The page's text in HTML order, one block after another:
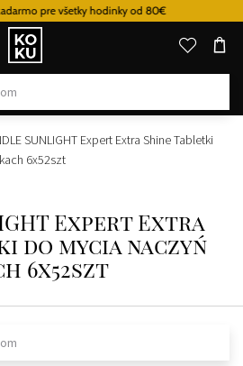
pre všetky hodinky od 80€
Originaalsed
parfüümid
SUNLIGHT Expert Extra Shine Tabletki
6x52szt
Expert Extra
do mycia naczyń
6x52szt